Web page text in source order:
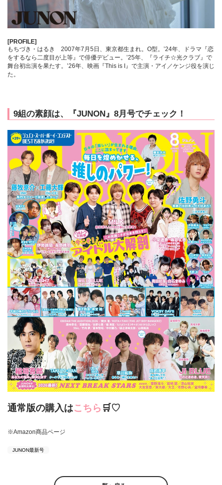
[PROFILE]
もちづき・はるき 2007年7月5日、東京都生まれ。O型。’24年、ドラマ『恋
をするなら二度目が上等』で俳優デビュー。’25年、『ライチ☆光クラブ』で
舞台初出演を果たす。’26年、映画『This is I』で主演・アイ／ケンジ役を演じ
た。
9組の素顔は、『JUNON』8月号でチェック！
通常版の購入はこちら 🛒♡
※Amazon商品ページ
JUNON最新号